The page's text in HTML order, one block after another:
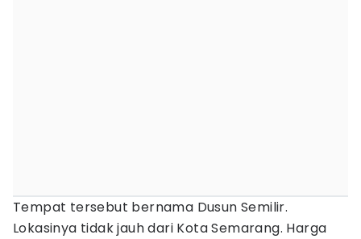
Tempat tersebut bernama Dusun Semilir.
Lokasinya tidak jauh dari Kota Semarang. Harga